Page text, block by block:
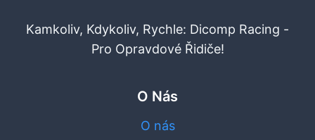
Kamkoliv, Kdykoliv, Rychle: Dicomp Racing -
Pro Opravdové Řidiče!
O Nás
O nás